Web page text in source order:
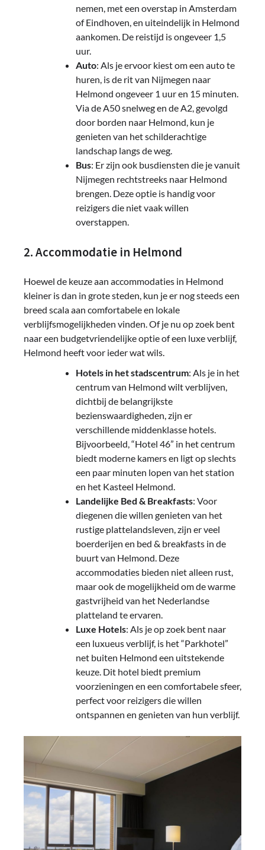
nemen, met een overstap in Amsterdam
of Eindhoven, en uiteindelijk in Helmond
aankomen. De reistijd is ongeveer 1,5
uur.
Auto: Als je ervoor kiest om een auto te
huren, is de rit van Nijmegen naar
Helmond ongeveer 1 uur en 15 minuten.
Via de A50 snelweg en de A2, gevolgd
door borden naar Helmond, kun je
genieten van het schilderachtige
landschap langs de weg.
Bus: Er zijn ook busdiensten die je vanuit
Nijmegen rechtstreeks naar Helmond
brengen. Deze optie is handig voor
reizigers die niet vaak willen
overstappen.
2. Accommodatie in Helmond
Hoewel de keuze aan accommodaties in Helmond
kleiner is dan in grote steden, kun je er nog steeds een
breed scala aan comfortabele en lokale
verblijfsmogelijkheden vinden. Of je nu op zoek bent
naar een budgetvriendelijke optie of een luxe verblijf,
Helmond heeft voor ieder wat wils.
Hotels in het stadscentrum: Als je in het
centrum van Helmond wilt verblijven,
dichtbij de belangrijkste
bezienswaardigheden, zijn er
verschillende middenklasse hotels.
Bijvoorbeeld, “Hotel 46” in het centrum
biedt moderne kamers en ligt op slechts
een paar minuten lopen van het station
en het Kasteel Helmond.
Landelijke Bed & Breakfasts: Voor
diegenen die willen genieten van het
rustige plattelandsleven, zijn er veel
boerderijen en bed & breakfasts in de
buurt van Helmond. Deze
accommodaties bieden niet alleen rust,
maar ook de mogelijkheid om de warme
gastvrijheid van het Nederlandse
platteland te ervaren.
Luxe Hotels: Als je op zoek bent naar
een luxueus verblijf, is het “Parkhotel”
net buiten Helmond een uitstekende
keuze. Dit hotel biedt premium
voorzieningen en een comfortabele sfeer,
perfect voor reizigers die willen
ontspannen en genieten van hun verblijf.